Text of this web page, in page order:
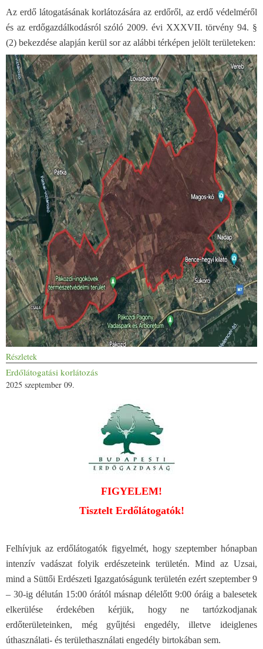
Az erdő látogatásának korlátozására az erdőről, az erdő védelméről
és az erdőgazdálkodásról szóló 2009. évi XXXVII. törvény 94. §
(2) bekezdése alapján kerül sor az alábbi térképen jelölt területeken:
Részletek
Erdőlátogatási korlátozás
2025 szeptember 09.
FIGYELEM!
Tisztelt Erdőlátogatók!
Felhívjuk az erdőlátogatók figyelmét, hogy szeptember hónapban
intenzív vadászat folyik erdészeteink területén. Mind az Uzsai,
mind a Süttői Erdészeti Igazgatóságunk területén ezért szeptember 9
– 30-ig délután 15:00 órától másnap délelőtt 9:00 óráig a balesetek
elkerülése érdekében kérjük, hogy ne tartózkodjanak
erdőterületeinken, még gyűjtési engedély, illetve ideiglenes
úthasználati- és területhasználati engedély birtokában sem.